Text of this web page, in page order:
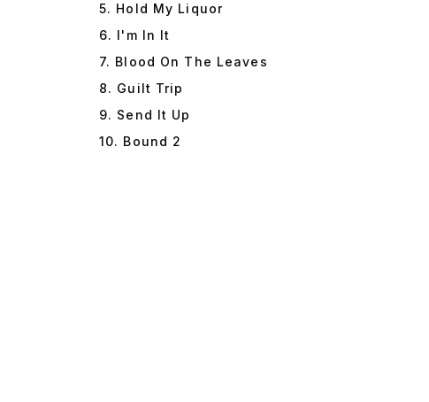
5. Hold My Liquor
6. I'm In It
7. Blood On The Leaves
8. Guilt Trip
9. Send It Up
10. Bound 2